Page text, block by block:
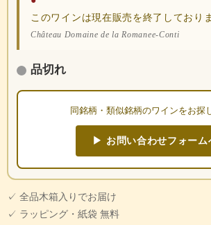
このワインは現在販売を終了しており
Château Domaine de la Romanee-Conti
品切れ
同銘柄・類似銘柄のワインをお探
▶ お問い合わせフォーム
✓ 全品木箱入りでお届け
✓ ラッピング・紙袋 無料